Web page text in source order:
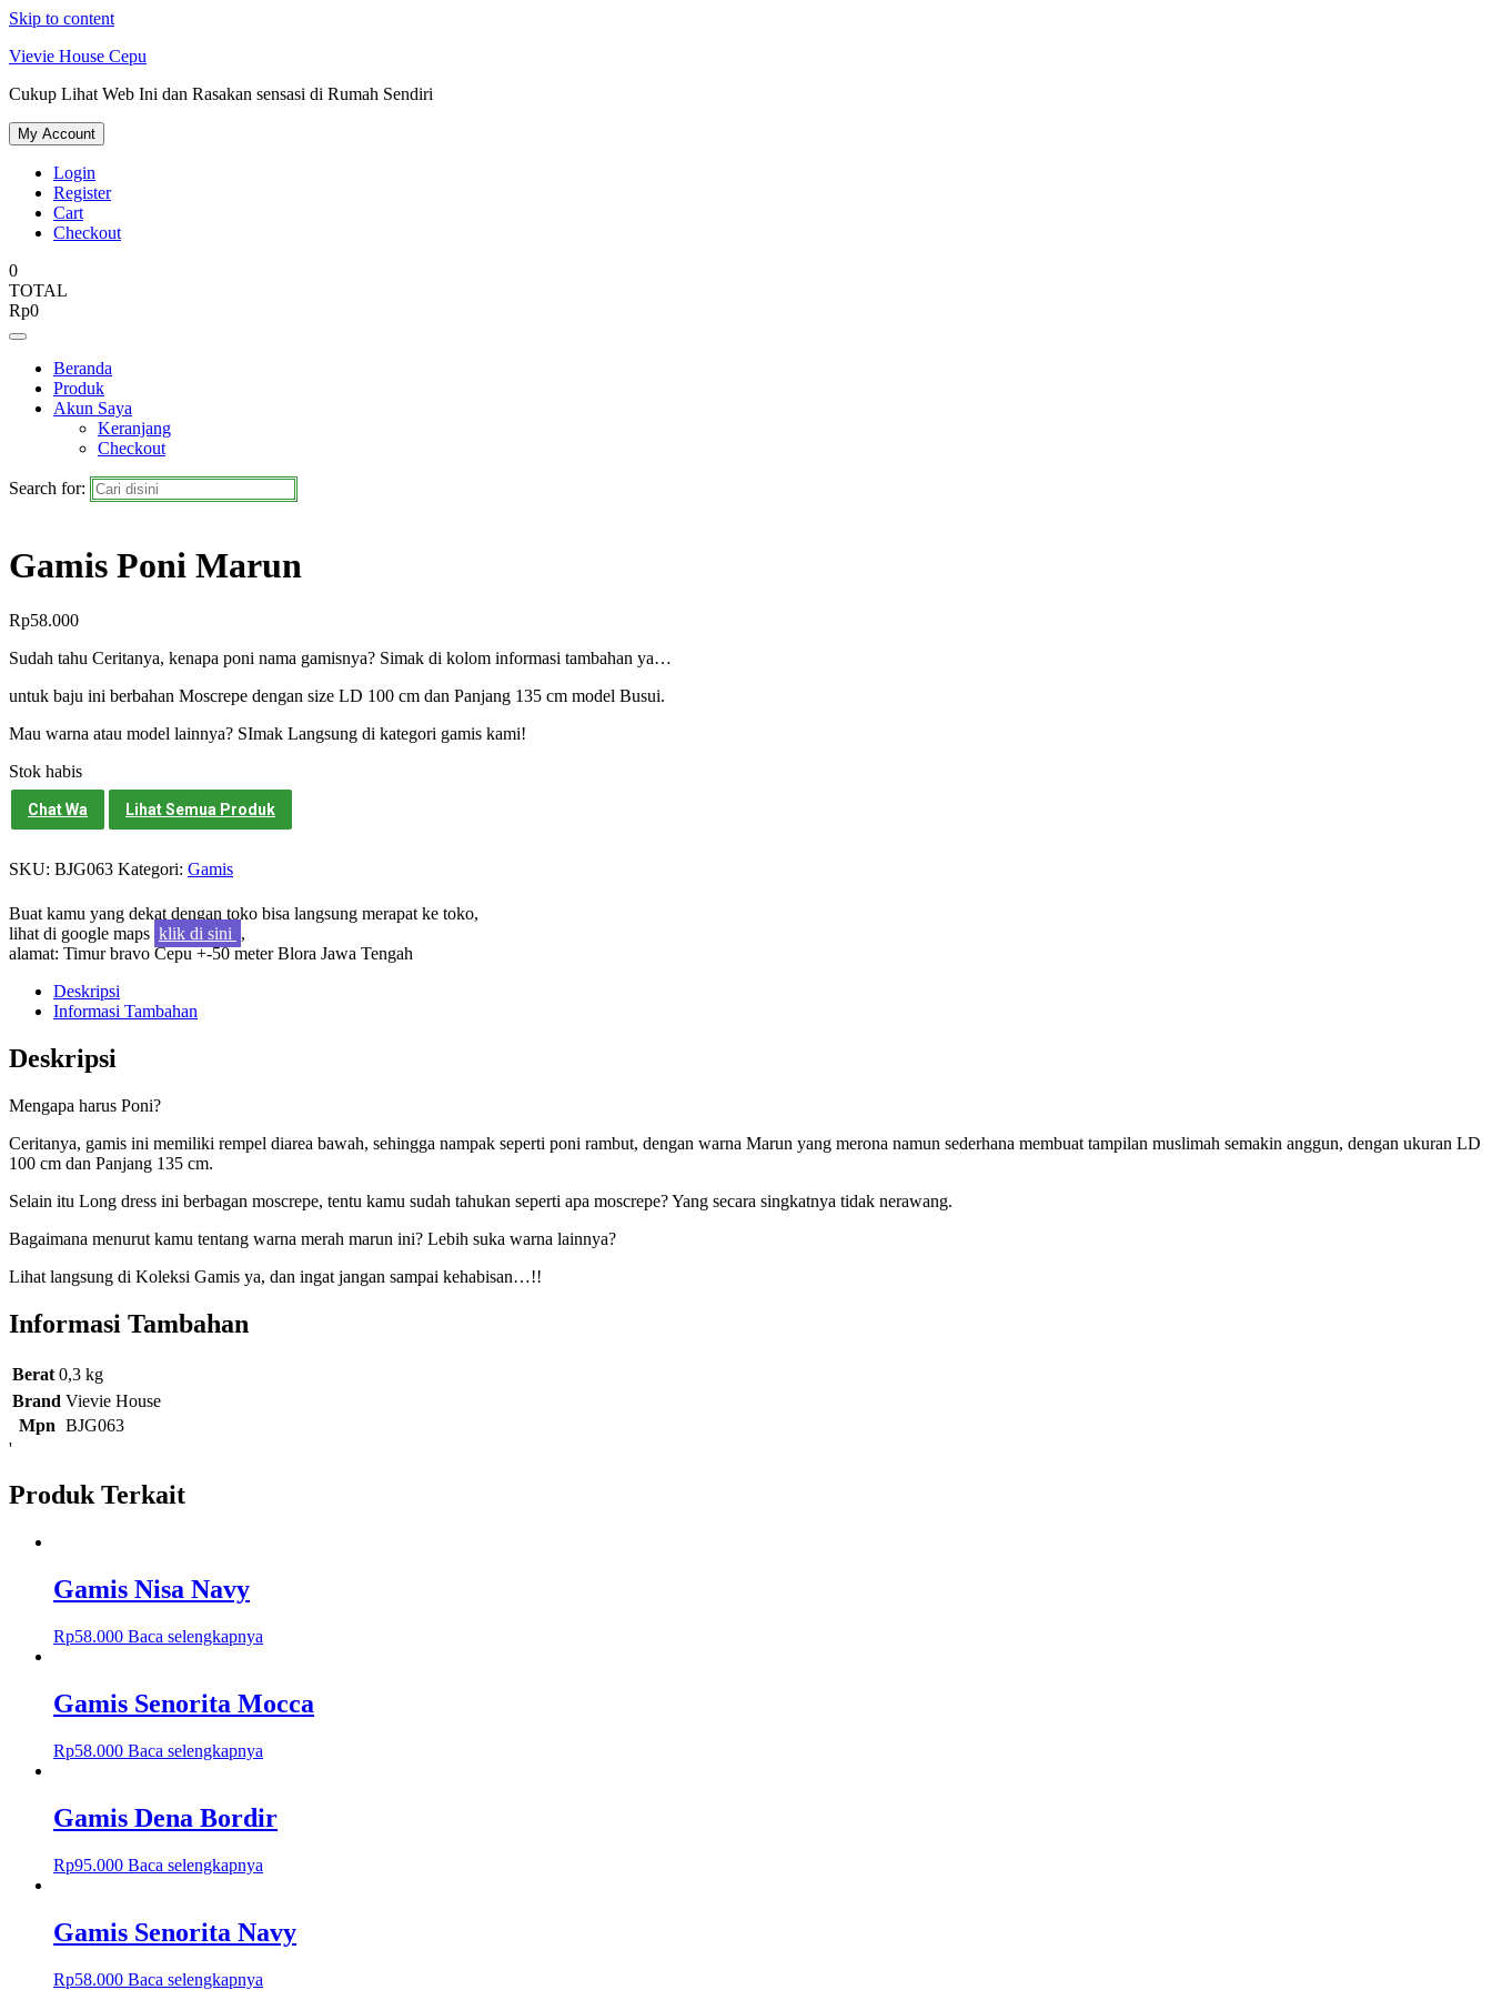
Skip to content
Vievie House Cepu
Cukup Lihat Web Ini dan Rasakan sensasi di Rumah Sendiri
My Account
Login
Register
Cart
Checkout
0
TOTAL
Rp0
Beranda
Produk
Akun Saya
Keranjang
Checkout
Search for:
Gamis Poni Marun
Rp58.000
Sudah tahu Ceritanya, kenapa poni nama gamisnya? Simak di kolom informasi tambahan ya…
untuk baju ini berbahan Moscrepe dengan size LD 100 cm dan Panjang 135 cm model Busui.
Mau warna atau model lainnya? SImak Langsung di kategori gamis kami!
Stok habis
Chat Wa Lihat Semua Produk
SKU: BJG063 Kategori: Gamis
Buat kamu yang dekat dengan toko bisa langsung merapat ke toko,
lihat di google maps klik di sini ,
alamat: Timur bravo Cepu +-50 meter Blora Jawa Tengah
Deskripsi
Informasi Tambahan
Deskripsi
Mengapa harus Poni?
Ceritanya, gamis ini memiliki rempel diarea bawah, sehingga nampak seperti poni rambut, dengan warna Marun yang merona namun sederhana membuat tampilan muslimah semakin anggun, dengan ukuran LD
100 cm dan Panjang 135 cm.
Selain itu Long dress ini berbagan moscrepe, tentu kamu sudah tahukan seperti apa moscrepe? Yang secara singkatnya tidak nerawang.
Bagaimana menurut kamu tentang warna merah marun ini? Lebih suka warna lainnya?
Lihat langsung di Koleksi Gamis ya, dan ingat jangan sampai kehabisan…!!
Informasi Tambahan
Berat 0,3 kg
Brand Vievie House
Mpn BJG063
'
Produk Terkait
Gamis Nisa Navy
Rp58.000 Baca selengkapnya
Gamis Senorita Mocca
Rp58.000 Baca selengkapnya
Gamis Dena Bordir
Rp95.000 Baca selengkapnya
Gamis Senorita Navy
Rp58.000 Baca selengkapnya